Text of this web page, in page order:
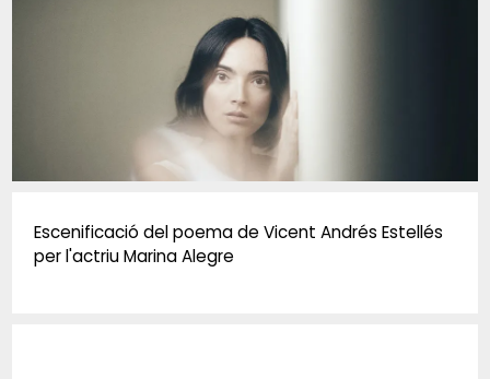
Escenificació del poema de Vicent Andrés Estellés
per l'actriu Marina Alegre